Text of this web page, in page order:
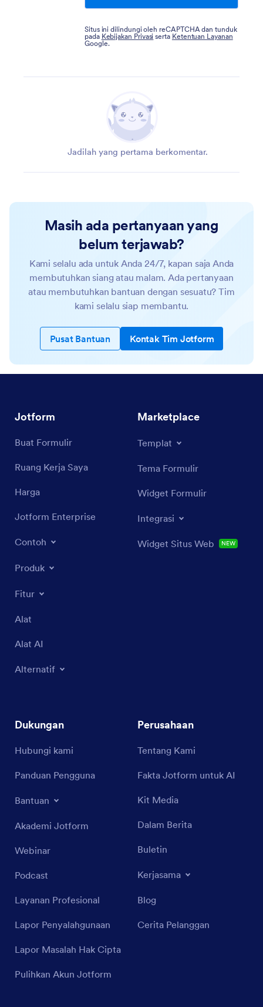
Situs ini dilindungi oleh reCAPTCHA dan tunduk
pada Kebijakan Privasi serta Ketentuan Layanan
Google.
Jadilah yang pertama berkomentar.
Masih ada pertanyaan yang
belum terjawab?
Kami selalu ada untuk Anda 24/7, kapan saja Anda
membutuhkan siang atau malam. Ada pertanyaan
atau membutuhkan bantuan dengan sesuatu? Tim
kami selalu siap membantu.
Pusat Bantuan Kontak Tim Jotform
Jotform
Buat Formulir
Ruang Kerja Saya
Harga
Jotform Enterprise
Contoh
Produk
Fitur
Alat
Alat AI
Alternatif
Marketplace
Templat
Tema Formulir
Widget Formulir
Integrasi
Widget Situs Web NEW
Dukungan
Hubungi kami
Panduan Pengguna
Bantuan
Akademi Jotform
Webinar
Podcast
Layanan Profesional
Lapor Penyalahgunaan
Lapor Masalah Hak Cipta
Pulihkan Akun Jotform
Perusahaan
Tentang Kami
Fakta Jotform untuk AI
Kit Media
Dalam Berita
Buletin
Kerjasama
Blog
Cerita Pelanggan